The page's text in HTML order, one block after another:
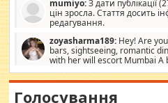
допомагати людям, які
заслуговує на другий шанс, і,
повинні приймати від інших. Для
витрат, а тільки узгоджених сум і
коментуйте цей пост. Введіть
зв'яжемося з вами з усіма
сьогодні на
гроші? Ми можемо допомогти!
mumiyo:З дати публікації
цін зросла. Стаття досить
редагування.
zoyasharma189: Hey! Are
bars, sightseeing, romantic
with her will escort Mumbai A
sexy escort companion in arms that
hotel had to spend the night in their
woman "Love Solitaire" beautiful
Голосування